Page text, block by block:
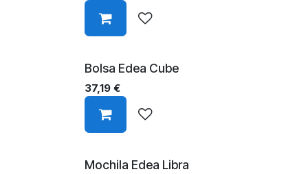
Bolsa Edea Cube
37,19 €
Mochila Edea Libra